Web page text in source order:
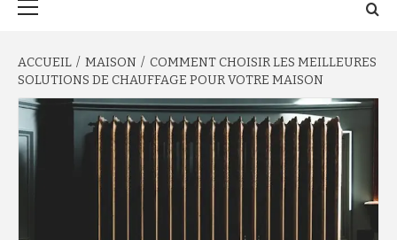
ACCUEIL MAISON
COMMENT CHOISIR LES MEILLEURES
SOLUTIONS DE CHAUFFAGE POUR VOTRE MAISON